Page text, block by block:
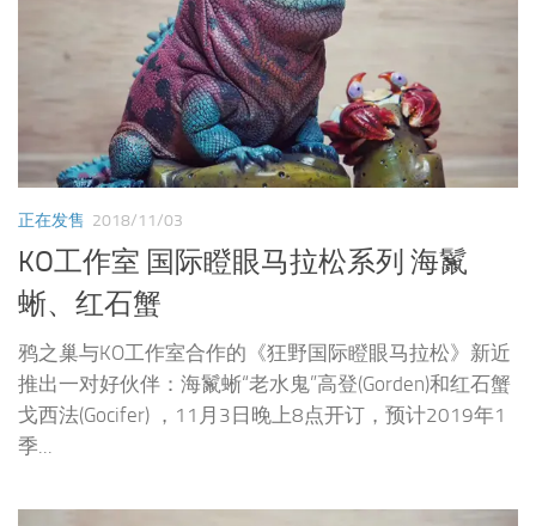
正在发售 2018/11/03
KO工作室 国际瞪眼马拉松系列 海鬣
蜥、红石蟹
鸦之巢与KO工作室合作的《狂野国际瞪眼马拉松》新近
推出一对好伙伴：海鬣蜥“老水鬼”高登(Gorden)和红石蟹
戈西法(Gocifer) ，11月3日晚上8点开订，预计2019年1
季...